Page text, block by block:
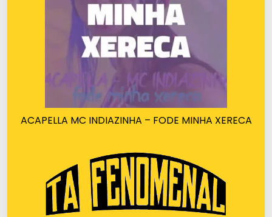
ACAPELLA MC INDIAZINHA – FODE MINHA XERECA